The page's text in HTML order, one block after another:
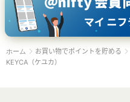
ホーム お買い物でポイントを貯める
KEYCA（ケユカ）